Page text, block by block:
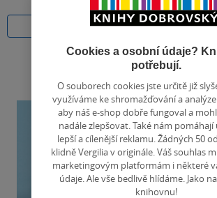
Koupit
Cookies a osobní údaje?
potřebují.
O souborech cookies jste určitě již
využíváme ke shromažďování a
aby náš e-shop dobře fungoval a
nadále zlepšovat. Také nám
lepší a cílenější reklamu. Žádných 50
klidně Vergilia v originále. Váš souhlas
marketingovým platformám i některé
údaje. Ale vše bedlivě hlídáme. Jako
knihovnu!